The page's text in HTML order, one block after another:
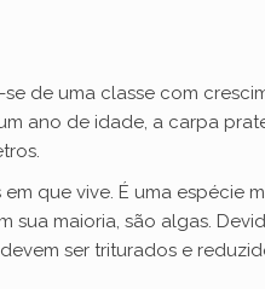
de uma classe com
ano de idade, a carpa
que vive. É uma espécie
maioria, são algas.
ser triturados e